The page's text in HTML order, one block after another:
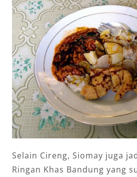
Selain Cireng, Siomay juga
Ringan Khas Bandung yang